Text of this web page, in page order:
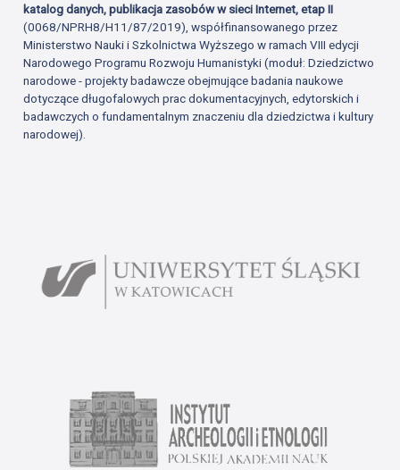
katalog danych, publikacja zasobów w sieci Internet, etap II
(0068/NPRH8/H11/87/2019), współfinansowanego przez
Ministerstwo Nauki i Szkolnictwa Wyższego w ramach VIII edycji
Narodowego Programu Rozwoju Humanistyki (moduł: Dziedzictwo
narodowe - projekty badawcze obejmujące badania naukowe
dotyczące długofalowych prac dokumentacyjnych, edytorskich i
badawczych o fundamentalnym znaczeniu dla dziedzictwa i kultury
narodowej).